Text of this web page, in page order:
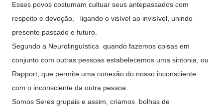
Esses povos costumam cultuar seus antepassados com
respeito e devoção, ligando o visível ao invisível, unindo
presente passado e futuro.
Segundo a Neurolinguística quando fazemos coisas em
conjunto com outras pessoas estabelecemos uma sintonia, ou
Rapport, que permite uma conexão do nosso inconsciente
com o inconsciente da outra pessoa.
Somos Seres grupais e assim, criamos bolhas de